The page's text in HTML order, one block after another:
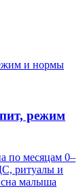
режим
по месяцам 0–
ритуалы и
сна малыша